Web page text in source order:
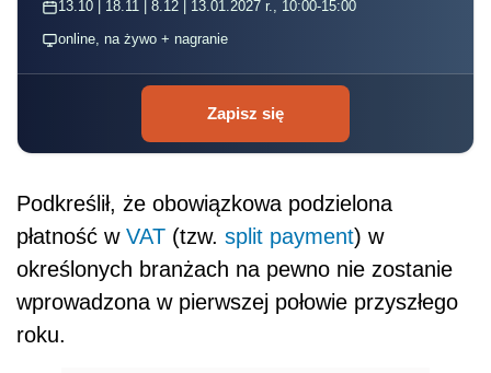
13.10 | 18.11 | 8.12 | 13.01.2027 r., 10:00-15:00
online, na żywo + nagranie
Zapisz się
Podkreślił, że obowiązkowa podzielona
płatność w VAT (tzw. split payment) w
określonych branżach na pewno nie zostanie
wprowadzona w pierwszej połowie przyszłego
roku.